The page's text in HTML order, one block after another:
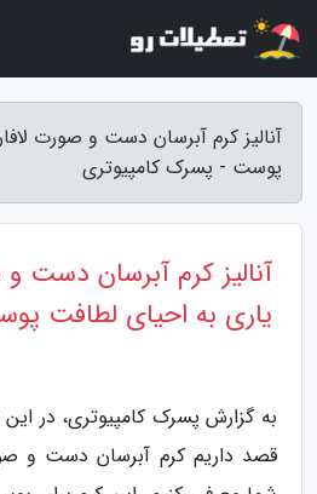
آنالیز کرم آبرسان دست و صورت
پوست - پسرک کامپیوتری
آنالیز کرم آبرسان دست و
یاری به احیای لطافت
به گزارش پسرک کامپیوتری، در